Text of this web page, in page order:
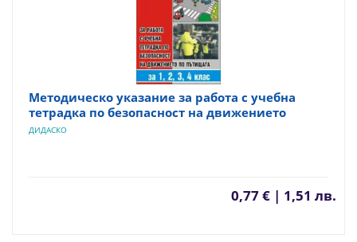
Методическо указание за работа с учебна
тетрадка по безопасност на движението
ДИДАСКО
0,77 € | 1,51 лв.